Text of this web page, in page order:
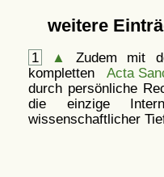
weitere
1 ▲
Zudem mit
kompletten Acta
durch persönliche
die einzige
wissenschaftlicher